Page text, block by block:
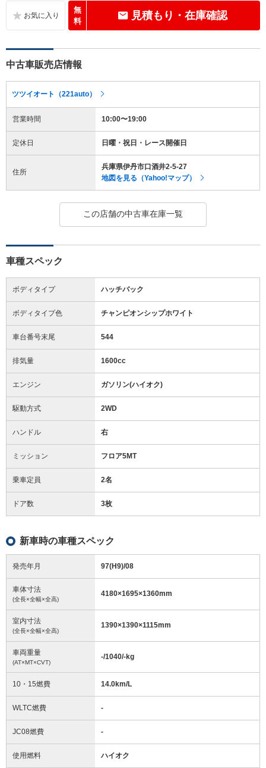
無
料
見積もり・在庫確認
中古車販売店情報
ツツイオート（221auto）
営業時間 10:00〜19:00
定休日 日曜・祝日・レース開催日
住所
兵庫県伊丹市口酒井2-5-27
地図を見る（Yahoo!マップ）
この店舗の中古車在庫一覧
車種スペック
ボディタイプ ハッチバック
ボディタイプ色 チャンピオンシップホワイト
車台番号末尾 544
排気量 1600cc
エンジン ガソリン(ハイオク)
駆動方式 2WD
ハンドル 右
ミッション フロア5MT
乗車定員 2名
ドア数 3枚
新車時の車種スペック
発売年月 97(H9)/08
車体寸法
(全長×全幅×全高)
4180×1695×1360mm
室内寸法
(全長×全幅×全高)
1390×1390×1115mm
車両重量
(AT×MT×CVT)
-/1040/-kg
10・15燃費 14.0km/L
WLTC燃費 -
JC08燃費 -
使用燃料 ハイオク